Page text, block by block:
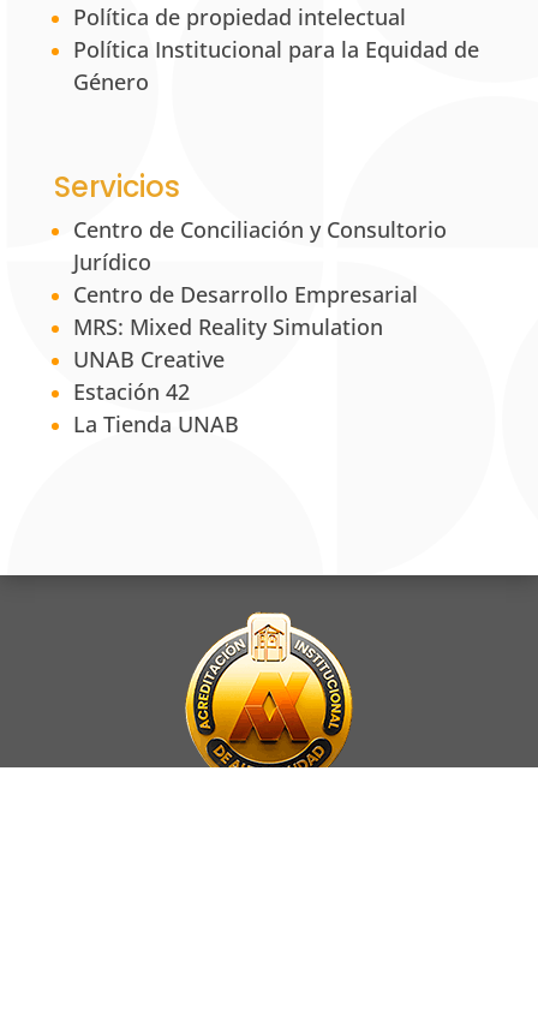
Política de propiedad intelectual
Política Institucional para la Equidad de
Género
Servicios
Centro de Conciliación y Consultorio
Jurídico
Centro de Desarrollo Empresarial
MRS: Mixed Reality Simulation
UNAB Creative
Estación 42
La Tienda UNAB